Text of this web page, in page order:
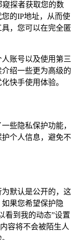
探者获取您的数
的IP地址，从而使
，您可以在完全匿
账号以及使用第三
绍一些更为高级的
快手使用体验。
些隐私保护功能，
个人信息，避免不
默认是公开的，这
果您希望保护隐
看到我的动态”设置
容将不会被陌生人